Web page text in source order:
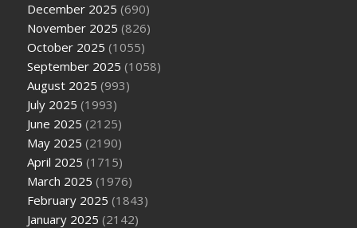
December 2025 (690)
November 2025 (826)
October 2025 (1055)
September 2025 (1058)
August 2025 (993)
July 2025 (1993)
June 2025 (2125)
May 2025 (2190)
April 2025 (1715)
March 2025 (1976)
February 2025 (1843)
January 2025 (2142)